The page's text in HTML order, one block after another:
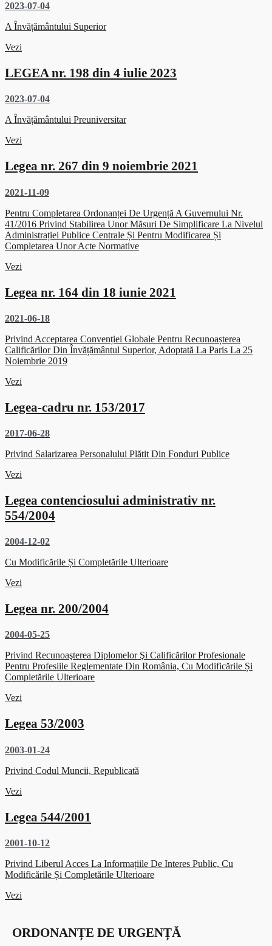
2023-07-04
A Învățământului Superior
Vezi
LEGEA nr. 198 din 4 iulie 2023
2023-07-04
A Învățământului Preuniversitar
Vezi
Legea nr. 267 din 9 noiembrie 2021
2021-11-09
Pentru Completarea Ordonanței De Urgență A Guvernului Nr.
41/2016 Privind Stabilirea Unor Măsuri De Simplificare La Nivelul
Administrației Publice Centrale Și Pentru Modificarea Și
Completarea Unor Acte Normative
Vezi
Legea nr. 164 din 18 iunie 2021
2021-06-18
Privind Acceptarea Convenției Globale Pentru Recunoașterea
Calificărilor Din Învățământul Superior, Adoptată La Paris La 25
Noiembrie 2019
Vezi
Legea-cadru nr. 153/2017
2017-06-28
Privind Salarizarea Personalului Plătit Din Fonduri Publice
Vezi
Legea contenciosului administrativ nr.
554/2004
2004-12-02
Cu Modificările Și Completările Ulterioare
Vezi
Legea nr. 200/2004
2004-05-25
Privind Recunoaşterea Diplomelor Şi Calificărilor Profesionale
Pentru Profesiile Reglementate Din România, Cu Modificările Și
Completările Ulterioare
Vezi
Legea 53/2003
2003-01-24
Privind Codul Muncii, Republicată
Vezi
Legea 544/2001
2001-10-12
Privind Liberul Acces La Informațiile De Interes Public, Cu
Modificările Și Completările Ulterioare
Vezi
ORDONANȚE DE URGENȚĂ